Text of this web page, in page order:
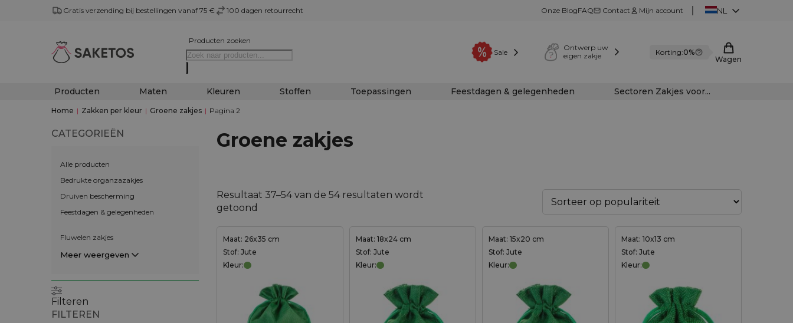
Gratis verzending bij bestellingen vanaf 75 € 100 dagen retourrecht Onze BlogFAQ Contact Mijn account NL
Producten zoeken
Sale
Ontwerp uw
eigen zakje
Korting:0%
Wagen
Producten Maten Kleuren Stoffen Toepassingen Feestdagen & gelegenheden Sectoren Zakjes voor...
Home | Zakken per kleur | Groene zakjes | Pagina 2
CATEGORIEËN
Alle producten
Bedrukte organzazakjes
Druiven bescherming
Feestdagen & gelegenheden
Fluwelen zakjes
Meer weergeven
Filteren
FILTEREN
Groene zakjes
Resultaat 37–54 van de 54 resultaten wordt
getoond
Maat: 26x35 cm
Stof: Jute
Kleur:
Maat: 18x24 cm
Stof: Jute
Kleur:
Maat: 15x20 cm
Stof: Jute
Kleur:
Maat: 10x13 cm
Stof: Jute
Kleur: